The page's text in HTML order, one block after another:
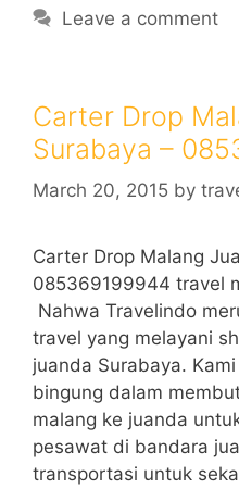
Leave a comment
Carter Drop
Surabaya –
March 20, 2015 by
Carter Drop Malang
085369199944 travel
Nahwa Travelindo
travel yang melayani
juanda Surabaya.
bingung dalam
malang ke juanda
pesawat di bandara
transportasi untuk